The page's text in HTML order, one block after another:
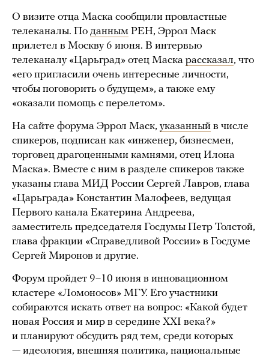
О визите отца Маска сообщили провластные
телеканалы. По данным РЕН, Эррол Маск
прилетел в Москву 6 июня. В интервью
телеканалу «Царьград» отец Маска рассказал, что
«его пригласили очень интересные личности,
чтобы поговорить о будущем», а также ему
«оказали помощь с перелетом».
На сайте форума Эррол Маск, указанный в числе
спикеров, подписан как «инженер, бизнесмен,
торговец драгоценными камнями, отец Илона
Маска». Вместе с ним в разделе спикеров также
указаны глава МИД России Сергей Лавров, глава
«Царьграда» Константин Малофеев, ведущая
Первого канала Екатерина Андреева,
заместитель председателя Госдумы Петр Толстой,
глава фракции «Справедливой России» в Госдуме
Сергей Миронов и другие.
Форум пройдет 9–10 июня в инновационном
кластере «Ломоносов» МГУ. Его участники
собираются искать ответ на вопрос: «Какой будет
новая Россия и мир в середине XXI века?»
и планируют обсудить ряд тем, среди которых
— идеология, внешняя политика, национальные